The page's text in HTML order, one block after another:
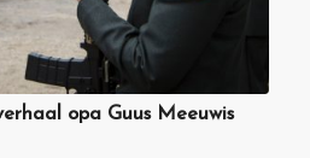
opa Guus Meeuwis